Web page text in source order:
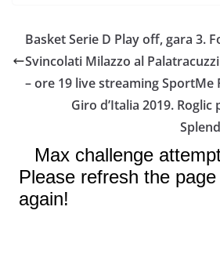
o
r
p
n
v
i
d
Basket Serie D Play off, gara 3.
Svincolati Milazzo al
– ore 19 live streaming SportMe
Giro d’Italia 2019.